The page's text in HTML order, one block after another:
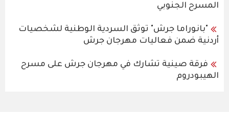
المسرح الجنوبي
"بانوراما جرش" توثق السردية الوطنية لشخصيات
أردنية ضمن فعاليات مهرجان جرش
فرقة صينية تشارك في مهرجان جرش على مسرح
الهيبودروم